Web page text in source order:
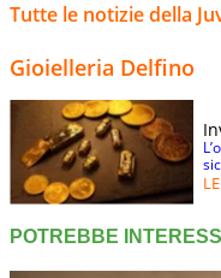
Tutte le notizie della
Gioielleria Delfino